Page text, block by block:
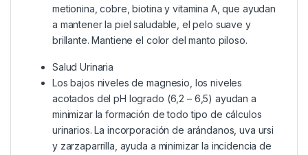
metionina, cobre, biotina y vitamina A, que ayudan
a mantener la piel saludable, el pelo suave y
brillante. Mantiene el color del manto piloso.
Salud Urinaria
Los bajos niveles de magnesio, los niveles
acotados del pH logrado (6,2 – 6,5) ayudan a
minimizar la formación de todo tipo de cálculos
urinarios. La incorporación de arándanos, uva ursi
y zarzaparrilla, ayuda a minimizar la incidencia de